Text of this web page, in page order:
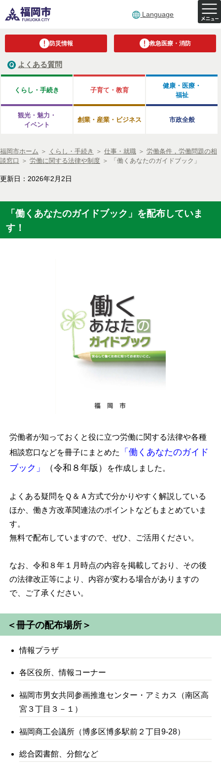
Language
防災情報 救急医療・消防
よくある質問
くらし・手続き 子育て・教育
健康・医療・
福祉
観光・魅力・
イベント
創業・産業・ビジネス 市政全般
福岡市ホーム ＞ くらし・手続き ＞ 仕事・就職 ＞ 労働条件，労働問題の相
談窓口 ＞ 労働に関する法律や制度 ＞ 「働くあなたのガイドブック」
更新日：2026年2月2日
「働くあなたのガイドブック」を配布していま
す！
労働者が知っておくと役に立つ労働に関する法律や各種
相談窓口などを冊子にまとめた
「働くあなたのガイド
ブック」
（令和８年版） を作成しました。
よくある疑問をＱ＆Ａ方式で分かりやすく解説している
ほか、働き方改革関連法のポイントなどもまとめていま
す。
無料で配布していますので、ぜひ、ご活用ください。
なお、令和８年１月時点の内容を掲載しており、その後
の法律改正等により、内容が変わる場合がありますの
で、ご了承ください。
＜冊子の配布場所＞
情報プラザ
各区役所、情報コーナー
福岡市男女共同参画推進センター・アミカス（南区高
宮３丁目３－１）
福岡商工会議所（博多区博多駅前２丁目9-28）
総合図書館、分館など